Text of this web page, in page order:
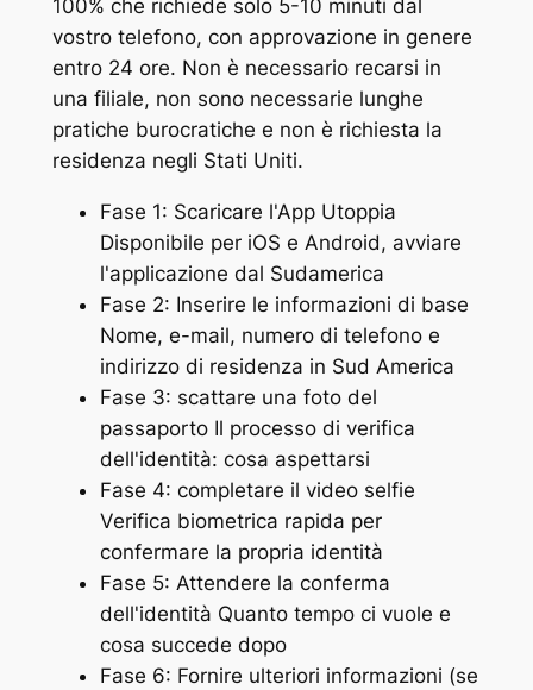
100% che richiede solo 5-10 minuti dal
vostro telefono, con approvazione in genere
entro 24 ore. Non è necessario recarsi in
una filiale, non sono necessarie lunghe
pratiche burocratiche e non è richiesta la
residenza negli Stati Uniti.
Fase 1: Scaricare l'App Utoppia
Disponibile per iOS e Android, avviare
l'applicazione dal Sudamerica
Fase 2: Inserire le informazioni di base
Nome, e-mail, numero di telefono e
indirizzo di residenza in Sud America
Fase 3: scattare una foto del
passaporto Il processo di verifica
dell'identità: cosa aspettarsi
Fase 4: completare il video selfie
Verifica biometrica rapida per
confermare la propria identità
Fase 5: Attendere la conferma
dell'identità Quanto tempo ci vuole e
cosa succede dopo
Fase 6: Fornire ulteriori informazioni (se